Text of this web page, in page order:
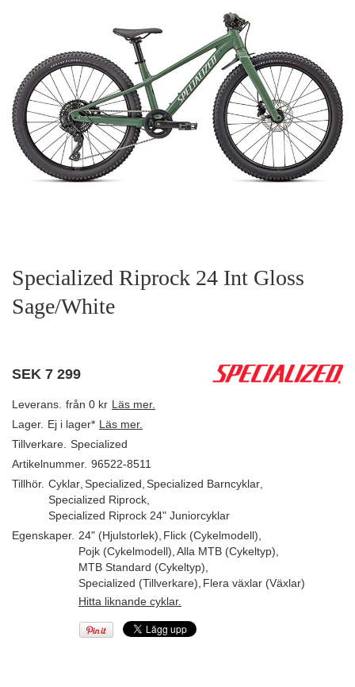
Specialized Riprock 24 Int Gloss
Sage/White
SEK 7 299
Leverans. från 0 kr Läs mer.
Lager. Ej i lager* Läs mer.
Tillverkare. Specialized
Artikelnummer. 96522-8511
Tillhör. Cyklar Specialized Specialized Barncyklar
Specialized Riprock
Specialized Riprock 24" Juniorcyklar
Egenskaper. 24" (Hjulstorlek) Flick (Cykelmodell)
Pojk (Cykelmodell) Alla MTB (Cykeltyp)
MTB Standard (Cykeltyp)
Specialized (Tillverkare) Flera växlar (Växlar)
Hitta liknande cyklar.